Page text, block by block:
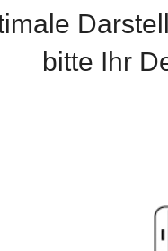
bitte Ihr